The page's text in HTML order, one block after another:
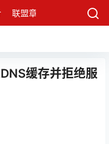
联盟章程 联盟架构
缓存并拒绝服